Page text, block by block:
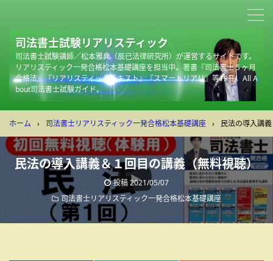
司法書士試験リアリスティック
司法書士試験講師／松本雅典（辰已法律研究所）が運営するサイトです。
リアリスティック一発合格松本基礎講座を担当中。著書『司法書士５ヶ月
合格法』『リアリスティックテキスト』『スマートリアリ』等19冊。All A
bout司法書士試験ガイド。
ホーム › 司法書士リアリスティック一発合格松本基礎講座 › 民法の導入講
民法の導入講義＆１回目の講義（無料視聴）
投稿2021/05/07
司法書士リアリスティック一発合格松本基礎講座